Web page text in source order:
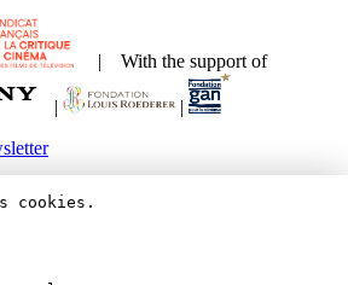
| With the support of
|
|
crédits
cookies.